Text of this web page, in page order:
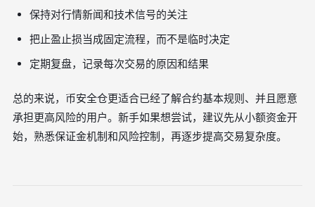
保持对行情新闻和技术信号的关注
把止盈止损当成固定流程，而不是临时决定
定期复盘，记录每次交易的原因和结果
总的来说，币安全仓更适合已经了解合约基本规则、并且愿意
承担更高风险的用户。新手如果想尝试，建议先从小额资金开
始，熟悉保证金机制和风险控制，再逐步提高交易复杂度。